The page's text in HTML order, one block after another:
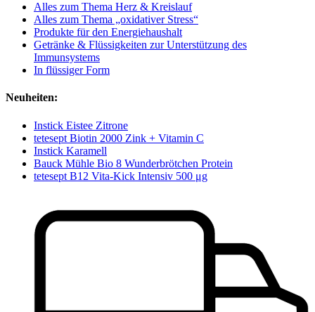
Alles zum Thema Herz & Kreislauf
Alles zum Thema „oxidativer Stress“
Produkte für den Energiehaushalt
Getränke & Flüssigkeiten zur Unterstützung des
Immunsystems
In flüssiger Form
Neuheiten:
Instick Eistee Zitrone
tetesept Biotin 2000 Zink + Vitamin C
Instick Karamell
Bauck Mühle Bio 8 Wunderbrötchen Protein
tetesept B12 Vita-Kick Intensiv 500 μg